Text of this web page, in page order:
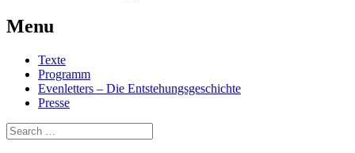
Menu
Skip
content
Texte
Programm
Evenletters – Die Entstehungsgeschichte
Presse
Search
for: